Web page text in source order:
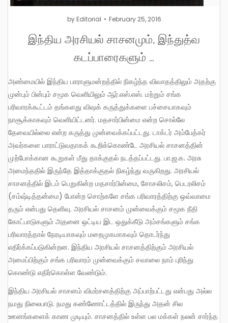
by Editorial February 25, 2016
இந்திய அரசியல் சாசனமும், இந்துத்வ
கடப்பாரைகளும் …
அண்மையில் இந்திய பாராளுமன்றத்தில் நிகழ்ந்த விவாதத்திலும் அதற்கு
முன்பும் பின்பும் சமூக வெளியிலும் ஆர்.எஸ்.எஸ். மற்றும் சங்க
பரிவாரக்கூட்டம் தங்களது விஷக் கருத்துக்களை பச்சையாகவும்
நாசூக்காகவும் வெளியிட்டனர். மதசார்பின்மை என்ற சொல்லே
தேவையில்லை என்ற கருத்து முன்வைக்கப்பட்டது. டாக்டர் அம்பேத்கர்
அவர்களை பாராட்டுவதாகக் கூறிக்கொண்டே அரசியல் சாசனத்தின்
முற்போக்கான கூறுகள் மீது தாக்குதல் நடத்தப்பட்டது. பா.ஜ.க. அரசு
அமைந்ததில் இருந்தே இத்தாக்குதல் நிகழ்ந்து வருகிறது. அரசியல்
சாசனத்தில் இடம் பெறுகின்ற மதசார்பின்மை, சோசலிசம், பெடரலிசம்
(சம்ஷ்டித்தன்மை) போன்ற சொற்களே சங்க பரிவாரத்திற்கு ஒவ்வாமை
தரும் என்பது தெளிவு. அரசியல் சாசனம் முன்வைக்கும் சமூக நீதி
கோட்பாடுகளும் அதனை ஒட்டிய இட ஒதுக்கீடு அம்சங்களும் சங்க
பரிவாரத்தால் நேரடியாகவும் மறைமுகமாகவும் தொடர்ந்து
எதிர்க்கப்படுகின்றன. இந்திய அரசியல் சாசனத்திற்கும் அரசியல்
அமைப்பிற்கும் சங்க பரிவாரம் முன்வைக்கும் சவாலை நாம் புரிந்து
கொண்டு எதிர்கொள்ள வேண்டும்.
இந்திய அரசியல் சாசனம் விமர்சனத்திற்கு அப்பாற்பட்டது என்பது அல்ல
நமது நிலைபாடு. நமது கண்ணோட்டத்தில் இருந்து அதன் சில
ஊனங்களைக் காண முடியும். சாசனத்தில் உள்ள பல மக்கள் நலன் சார்ந்த